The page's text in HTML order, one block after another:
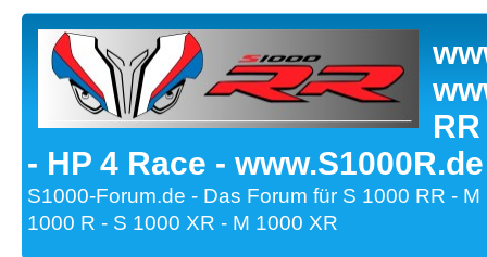
- HP 4 Race -
S1000-Forum.de - Das Forum für S 1000 RR -
1000 R - S 1000 XR - M 1000 XR